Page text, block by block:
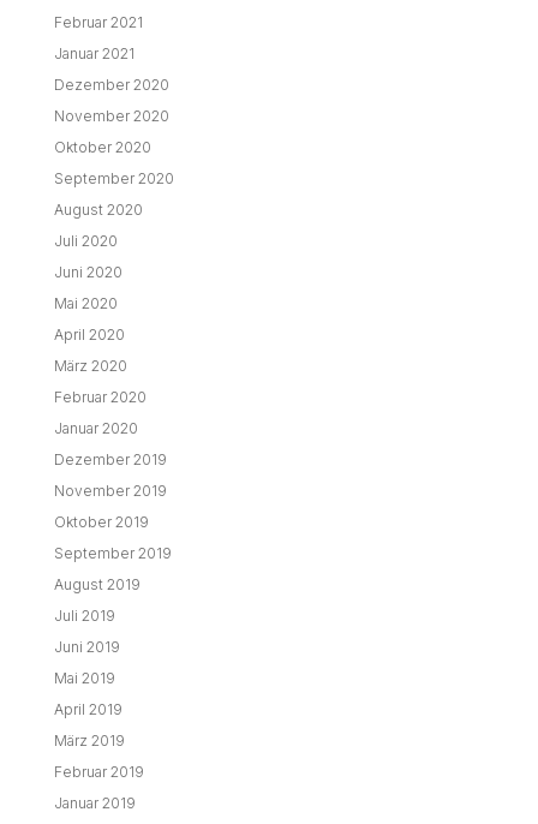
Februar 2021
Januar 2021
Dezember 2020
November 2020
Oktober 2020
September 2020
August 2020
Juli 2020
Juni 2020
Mai 2020
April 2020
März 2020
Februar 2020
Januar 2020
Dezember 2019
November 2019
Oktober 2019
September 2019
August 2019
Juli 2019
Juni 2019
Mai 2019
April 2019
März 2019
Februar 2019
Januar 2019